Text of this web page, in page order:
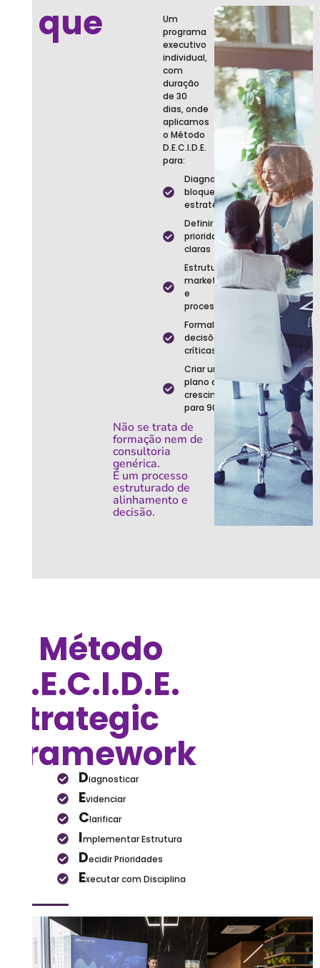
O que
Um
programa
executivo
individual,
com
duração
de 30
dias, onde
aplicamos
o Método
D.E.C.I.D.E.
para:
Diagnosticar
bloqueios
estratégicos
Definir
prioridades
claras
Estruturar
marketing
e
processos
Formalizar
decisões
críticas
Criar um
plano de
crescimento
para 90 dias
Não se trata de
formação nem de
consultoria
genérica.
É um processo
estruturado de
alinhamento e
decisão.
O Método
D.E.C.I.D.E.
Strategic
Framework
Diagnosticar
Evidenciar
Clarificar
Implementar Estrutura
Decidir Prioridades
Executar com Disciplina